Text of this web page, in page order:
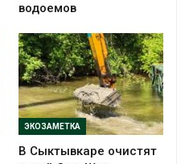
водоемов
ЭКОЗАМЕТКА
В Сыктывкаре очистят